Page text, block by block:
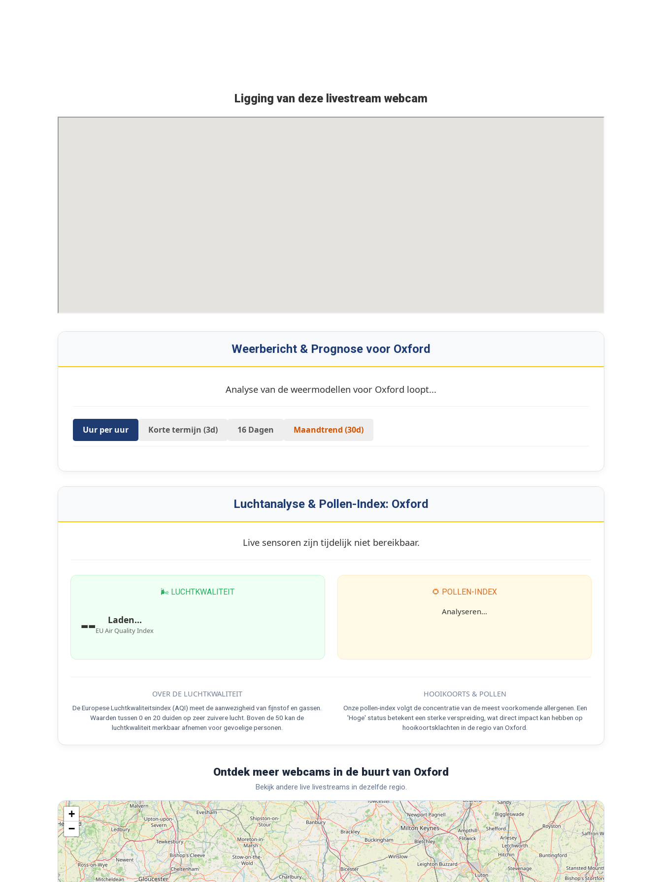
Ligging van deze livestream webcam
Weerbericht & Prognose voor Oxford
Analyse van de weermodellen voor Oxford loopt...
Uur per uur Korte termijn (3d) 16 Dagen Maandtrend (30d)
Luchtanalyse & Pollen-Index: Oxford
Live sensoren zijn tijdelijk niet bereikbaar.
🌬 LUCHTKWALITEIT
-- Laden...
EU Air Quality Index
🌻 POLLEN-INDEX
Analyseren...
OVER DE LUCHTKWALITEIT
De Europese Luchtkwaliteitsindex (AQI) meet de aanwezigheid van fijnstof en gassen.
Waarden tussen 0 en 20 duiden op zeer zuivere lucht. Boven de 50 kan de
luchtkwaliteit merkbaar afnemen voor gevoelige personen.
HOOIKOORTS & POLLEN
Onze pollen-index volgt de concentratie van de meest voorkomende allergenen. Een
'Hoge' status betekent een sterke verspreiding, wat direct impact kan hebben op
hooikoortsklachten in de regio van Oxford.
Ontdek meer webcams in de buurt van Oxford
Bekijk andere live livestreams in dezelfde regio.
+
−